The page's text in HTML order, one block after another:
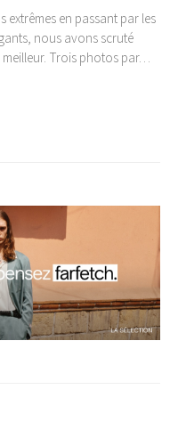
extrêmes en passant par les
nous avons scruté
Trois photos par…